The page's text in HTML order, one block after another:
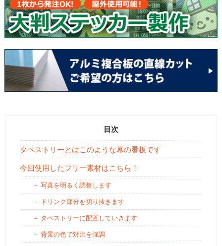
目次
タペストリーとはこのような幕の看板です
今回使用したフリー素材はこちら！
写真を明るく調整します
ドリンク部分を切り抜きます
タペストリーに配置していきます
背景の色で対比を強調